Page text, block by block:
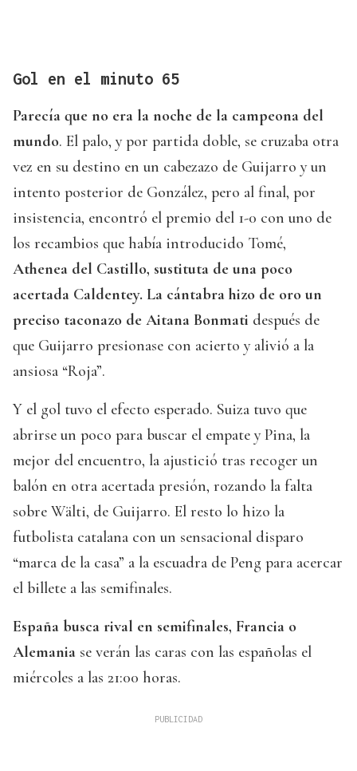
Gol en el minuto 65
Parecía que no era la noche de la campeona del
mundo. El palo, y por partida doble, se cruzaba otra
vez en su destino en un cabezazo de Guijarro y un
intento posterior de González, pero al final, por
insistencia, encontró el premio del 1-0 con uno de
los recambios que había introducido Tomé,
Athenea del Castillo, sustituta de una poco
acertada Caldentey. La cántabra hizo de oro un
preciso taconazo de Aitana Bonmati después de
que Guijarro presionase con acierto y alivió a la
ansiosa “Roja”.
Y el gol tuvo el efecto esperado. Suiza tuvo que
abrirse un poco para buscar el empate y Pina, la
mejor del encuentro, la ajustició tras recoger un
balón en otra acertada presión, rozando la falta
sobre Wälti, de Guijarro. El resto lo hizo la
futbolista catalana con un sensacional disparo
“marca de la casa” a la escuadra de Peng para acercar
el billete a las semifinales.
España busca rival en semifinales, Francia o
Alemania se verán las caras con las españolas el
miércoles a las 21:00 horas.